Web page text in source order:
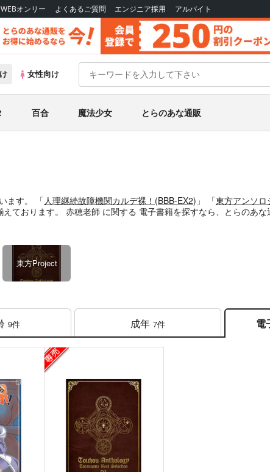
WEBオンリー よくあるご質問 エンジニア採用 アルバイト
女性向け
百合 魔法少女 とらのあな通販
ます。 「人理継続故障機関カルデ裸！ (BBB-EX2)」 「東方アンソ
ております。 赤穂老師 に関する 電子書籍を探すなら、とらのあな
東方Project
9件 成年 7件 電